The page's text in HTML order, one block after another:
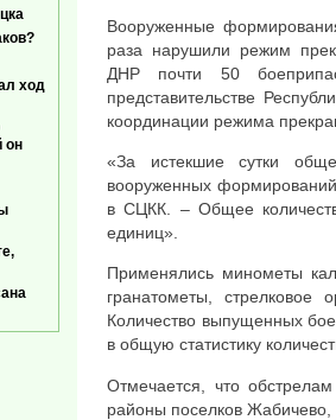
Вооруженные
раза нарушили режим
ДНР почти 50
представительстве
координации режима
«За истекшие сутки
вооруженных
в СЦКК. – Общее
единиц».
Применялись минометы
гранатометы, стрелковое
Количество выпущенных
в общую статистику
Отмечается, что
районы поселков Жабичево,
ход
он